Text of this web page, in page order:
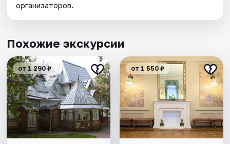
организаторов.
Похожие экскурсии
от 1 290 ₽ от 1 550 ₽